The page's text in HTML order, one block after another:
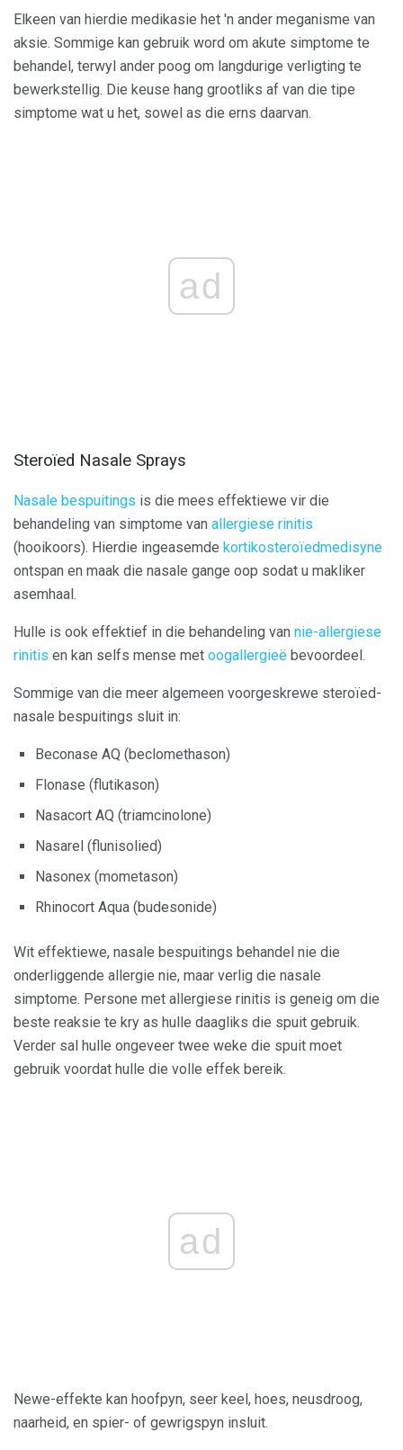
Elkeen van hierdie medikasie het 'n ander meganisme van
aksie. Sommige kan gebruik word om akute simptome te
behandel, terwyl ander poog om langdurige verligting te
bewerkstellig. Die keuse hang grootliks af van die tipe
simptome wat u het, sowel as die erns daarvan.
ad
Steroïed Nasale Sprays
Nasale bespuitings is die mees effektiewe vir die
behandeling van simptome van allergiese rinitis
(hooikoors). Hierdie ingeasemde kortikosteroïedmedisyne
ontspan en maak die nasale gange oop sodat u makliker
asemhaal.
Hulle is ook effektief in die behandeling van nie-allergiese
rinitis en kan selfs mense met oogallergieë bevoordeel.
Sommige van die meer algemeen voorgeskrewe steroïed-
nasale bespuitings sluit in:
Beconase AQ (beclomethason)
Flonase (flutikason)
Nasacort AQ (triamcinolone)
Nasarel (flunisolied)
Nasonex (mometason)
Rhinocort Aqua (budesonide)
Wit effektiewe, nasale bespuitings behandel nie die
onderliggende allergie nie, maar verlig die nasale
simptome. Persone met allergiese rinitis is geneig om die
beste reaksie te kry as hulle daagliks die spuit gebruik.
Verder sal hulle ongeveer twee weke die spuit moet
gebruik voordat hulle die volle effek bereik.
ad
Newe-effekte kan hoofpyn, seer keel, hoes, neusdroog,
naarheid, en spier- of gewrigspyn insluit.